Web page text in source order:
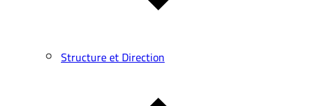
Structure et Direction